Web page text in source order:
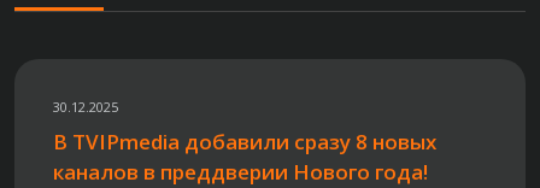
30.12.2025
В TVIPmedia добавили сразу 8 новых
каналов в преддверии Нового года!